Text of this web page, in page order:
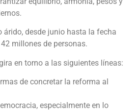
árido, desde junio hasta la fecha
millones de personas.
en torno a las siguientes líneas:
de concretar la reforma al
especialmente en lo